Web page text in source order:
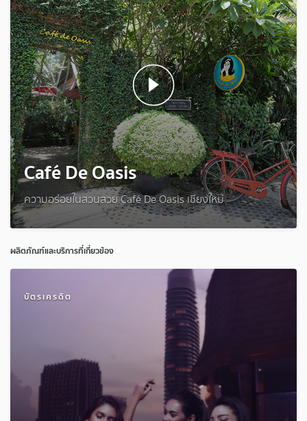
Café De Oasis
ความอร่อยในสวนสวย Café De Oasis เชียงใหม่
ผลิตภัณฑ์และบริการที่เกี่ยวข้อง
บัตรเครดิต